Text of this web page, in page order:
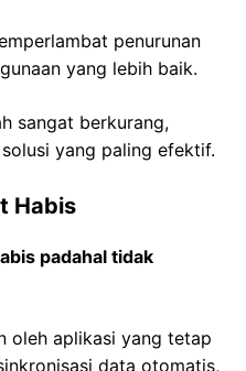
penurunan
yang lebih baik.
sangat berkurang,
yang paling efektif.
Habis
padahal tidak
oleh aplikasi yang tetap
data otomatis,